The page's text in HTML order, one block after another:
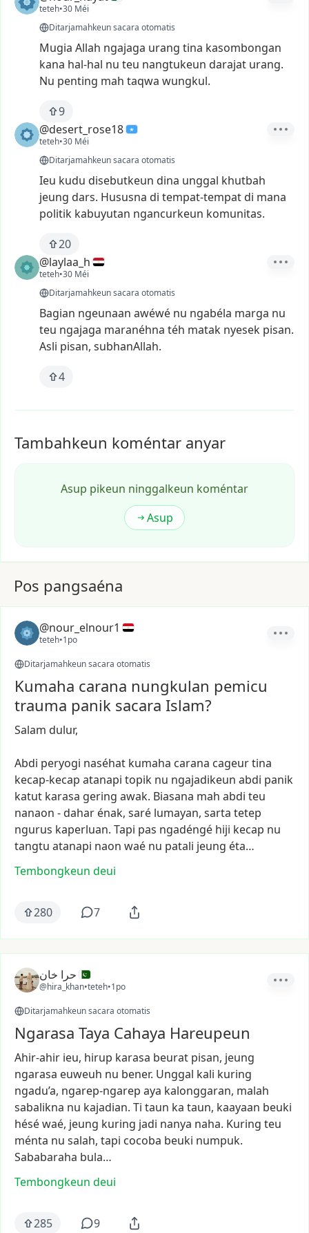
teteh•30 Méi
Ditarjamahkeun sacara otomatis
Mugia Allah ngajaga urang tina kasombongan
kana hal-hal nu teu nangtukeun darajat urang.
Nu penting mah taqwa wungkul.
9
@desert_rose18
teteh•30 Méi
Ditarjamahkeun sacara otomatis
Ieu kudu disebutkeun dina unggal khutbah
jeung dars. Hususna di tempat-tempat di mana
politik kabuyutan ngancurkeun komunitas.
20
@laylaa_h
teteh•30 Méi
Ditarjamahkeun sacara otomatis
Bagian ngeunaan awéwé nu ngabéla marga nu
teu ngajaga maranéhna téh matak nyesek pisan.
Asli pisan, subhanAllah.
4
Tambahkeun koméntar anyar
Asup pikeun ninggalkeun koméntar
Asup
Pos pangsaéna
@nour_elnour1
teteh•1po
Ditarjamahkeun sacara otomatis
Kumaha carana nungkulan pemicu
trauma panik sacara Islam?
Salam dulur,
Abdi peryogi naséhat kumaha carana cageurtina
kecap-kecap atanapi topik nu ngajadikeun abdi panik
katut karasa gering awak. Biasana mah abdi teu
nanaon - dahar énak, saré lumayan, sarta tetep
ngurus kaperluan. Tapi pas ngadéngé hiji kecap nu
tangtu atanapi naon waé nu patali jeung éta…
Tembongkeun deui
280 7
حرا خان
@hira_khan•teteh•1po
Ditarjamahkeun sacara otomatis
Ngarasa Taya Cahaya Hareupeun
Ahir-ahir ieu, hirup karasa beurat pisan, jeung
ngarasa euweuh nu bener. Unggal kali kuring
ngadu’a, ngarep-ngarep aya kalonggaran, malah
sabalikna nu kajadian. Ti taun ka taun, kaayaan beuki
héséwaé, jeung kuring jadi nanya naha. Kuring teu
ménta nu salah, tapi cocoba beuki numpuk.
Sababaraha bula…
Tembongkeun deui
285 9